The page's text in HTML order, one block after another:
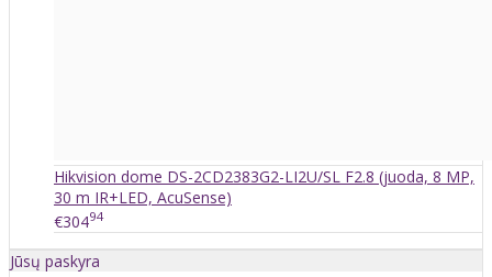
Hikvision dome DS-2CD2383G2-LI2U/SL F2.8 (juoda, 8 MP,
30 m IR+LED, AcuSense)
€30494
Jūsų paskyra